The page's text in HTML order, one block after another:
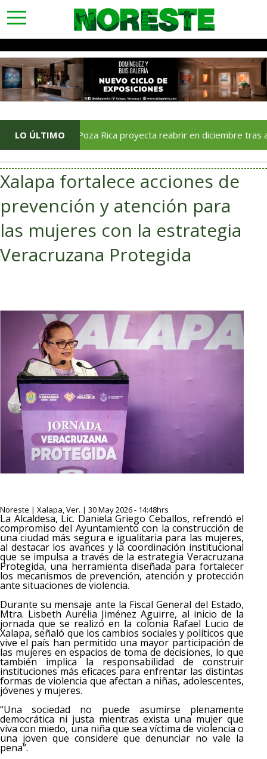
toggle
navigation
LO ÚLTIMO
Soriana Poza Rica proyecta reabrir en diciembre tras avance
Xalapa fortalece acciones de
prevención y atención para
las mujeres con la estrategia
Veracruzana Protegida
Noreste | Xalapa, Ver. | 30 May 2026 - 14:48hrs
La Alcaldesa, Lic. Daniela Griego Ceballos, refrendó el
compromiso del Ayuntamiento con la construcción de
una ciudad más segura e igualitaria para las mujeres,
al destacar los avances y la coordinación institucional
que se impulsa a través de la estrategia Veracruzana
Protegida, una herramienta diseñada para fortalecer
los mecanismos de prevención, atención y protección
ante situaciones de violencia.
Durante su mensaje ante la Fiscal General del Estado,
Mtra. Lisbeth Aurelia Jiménez Aguirre, al inicio de la
jornada que se realizó en la colonia Rafael Lucio de
Xalapa, señaló que los cambios sociales y políticos que
vive el país han permitido una mayor participación de
las mujeres en espacios de toma de decisiones, lo que
también implica la responsabilidad de construir
instituciones más eficaces para enfrentar las distintas
formas de violencia que afectan a niñas, adolescentes,
jóvenes y mujeres.
“Una sociedad no puede asumirse plenamente
democrática ni justa mientras exista una mujer que
viva con miedo, una niña que sea víctima de violencia o
una joven que considere que denunciar no vale la
pena”.